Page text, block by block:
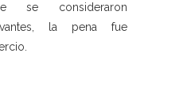
se consideraron
la pena fue